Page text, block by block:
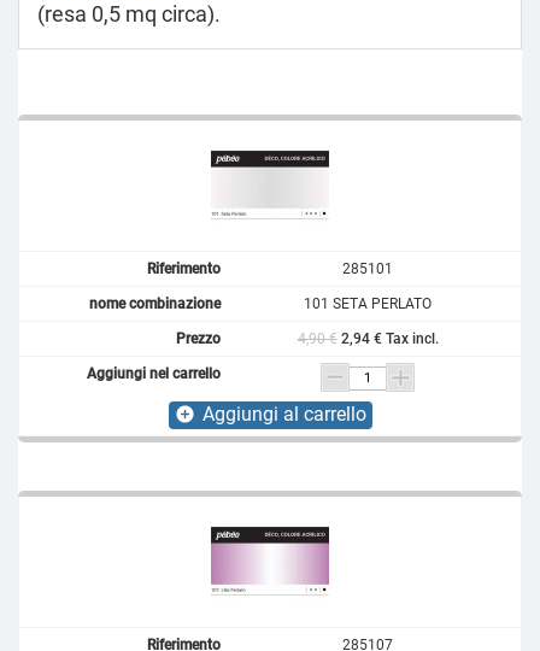
(resa 0,5 mq circa).
285101
101 SETA PERLATO
4,90 € 2,94 € Tax incl.
add_circle Aggiungi al carrello
285107